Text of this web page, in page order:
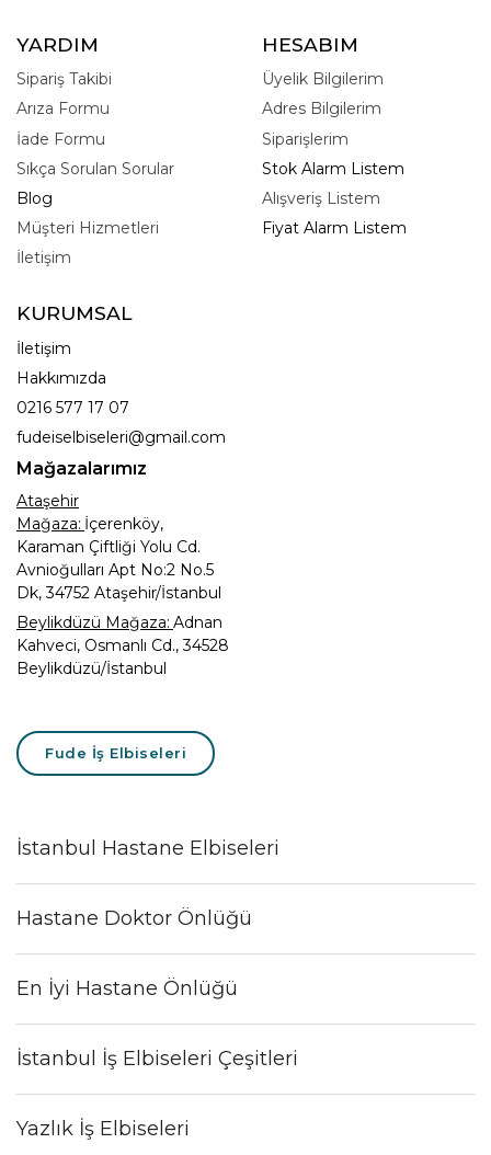
YARDIM
Sipariş Takibi
Arıza Formu
İade Formu
Sıkça Sorulan Sorular
Blog
Müşteri Hizmetleri
İletişim
HESABIM
Üyelik Bilgilerim
Adres Bilgilerim
Siparişlerim
Stok Alarm Listem
Alışveriş Listem
Fiyat Alarm Listem
KURUMSAL
İletişim
Hakkımızda
0216 577 17 07
fudeiselbiseleri@gmail.com
Mağazalarımız
Ataşehir
Mağaza: İçerenköy,
Karaman Çiftliği Yolu Cd.
Avnioğulları Apt No:2 No.5
Dk, 34752 Ataşehir/İstanbul
Beylikdüzü Mağaza: Adnan
Kahveci, Osmanlı Cd., 34528
Beylikdüzü/İstanbul
Fude İş Elbiseleri
İstanbul Hastane Elbiseleri
Hastane Doktor Önlüğü
En İyi Hastane Önlüğü
İstanbul İş Elbiseleri Çeşitleri
Yazlık İş Elbiseleri